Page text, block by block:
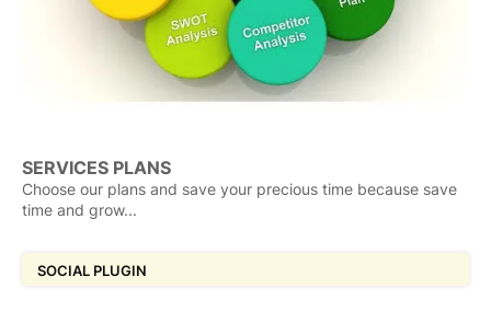
SERVICES PLANS
Choose our plans and save your precious time because save
time and grow...
SOCIAL PLUGIN